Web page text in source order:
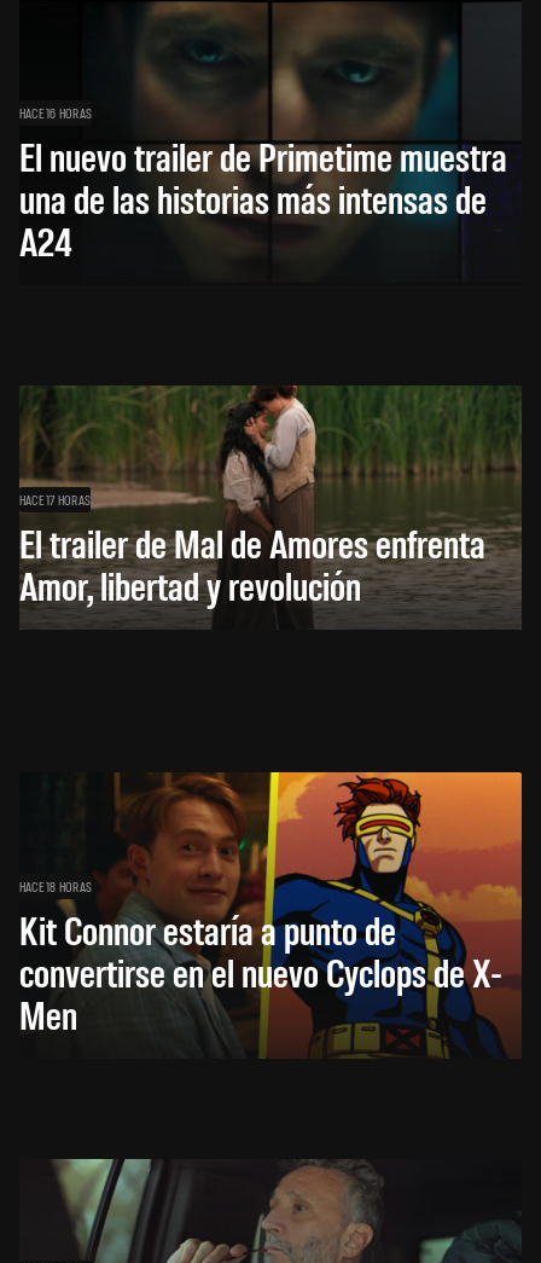
HACE 16 HORAS
El nuevo trailer de Primetime muestra
una de las historias más intensas de
A24
HACE 17 HORAS
El trailer de Mal de Amores enfrenta
Amor, libertad y revolución
HACE 18 HORAS
Kit Connor estaría a punto de
convertirse en el nuevo Cyclops de X-
Men